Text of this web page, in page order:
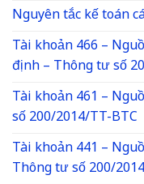
Nguyên tắc kế toán
Tài khoản 466 –
định – Thông tư số
Tài khoản 461 –
số 200/2014/TT-BTC
Tài khoản 441 –
Thông tư số 200/